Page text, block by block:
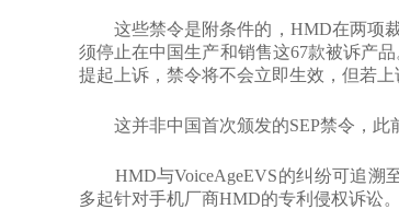
这些禁令是附条件的，HMD在两项裁
须停止在中国生产和销售这67款被诉产
提起上诉，禁令将不会立即生效，但若
这并非中国首次颁发的SEP禁令，此
HMD与VoiceAgeEVS的纠纷可追溯至
多起针对手机厂商HMD的专利侵权诉讼。